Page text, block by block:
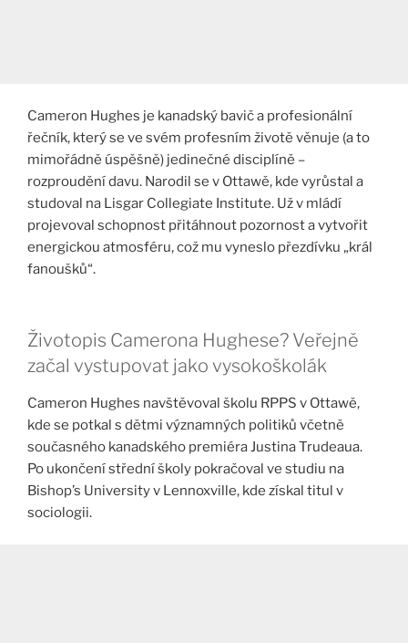
Cameron Hughes je kanadský bavič a profesionální
řečník, který se ve svém profesním životě věnuje (a to
mimořádně úspěšně) jedinečné disciplíně –
rozproudění davu. Narodil se v Ottawě, kde vyrůstal a
studoval na Lisgar Collegiate Institute. Už v mládí
projevoval schopnost přitáhnout pozornost a vytvořit
energickou atmosféru, což mu vyneslo přezdívku „král
fanoušků“​.
Životopis Camerona Hughese? Veřejně
začal vystupovat jako vysokoškolák
Cameron Hughes navštěvoval školu RPPS v Ottawě,
kde se potkal s dětmi významných politiků včetně
současného kanadského premiéra Justina Trudeaua.
Po ukončení střední školy pokračoval ve studiu na
Bishop’s University v Lennoxville, kde získal titul v
sociologii.